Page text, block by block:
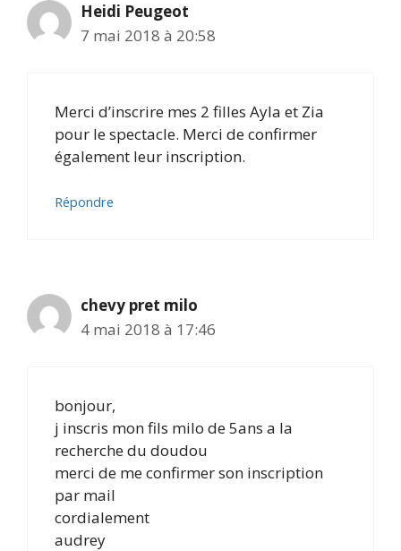
Heidi Peugeot
7 mai 2018 à 20:58
Merci d’inscrire mes 2 filles Ayla et Zia
pour le spectacle. Merci de confirmer
également leur inscription.
Répondre
chevy pret milo
4 mai 2018 à 17:46
bonjour,
j inscris mon fils milo de 5ans a la
recherche du doudou
merci de me confirmer son inscription
par mail
cordialement
audrey